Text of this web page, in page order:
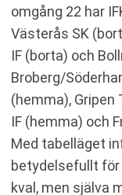
omgång 22 har
Västerås SK
IF (borta) och
Broberg/
(hemma), Gripen
IF (hemma) och
Med tabelläget
betydelsefullt
kval, men själva